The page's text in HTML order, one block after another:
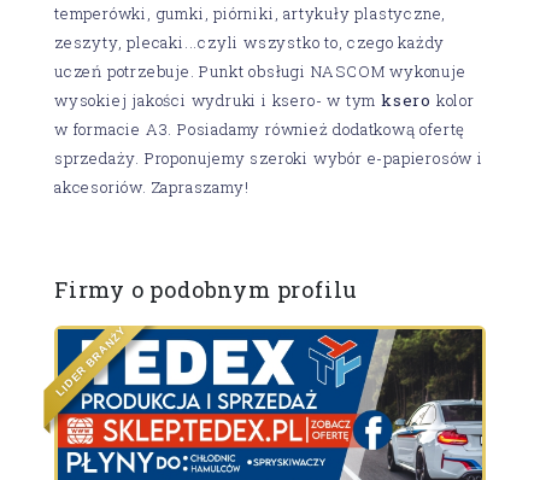
temperówki, gumki, piórniki, artykuły plastyczne,
zeszyty, plecaki...czyli wszystko to, czego każdy
uczeń potrzebuje. Punkt obsługi NASCOM wykonuje
wysokiej jakości wydruki i ksero- w tym ksero kolor
w formacie A3. Posiadamy również dodatkową ofertę
sprzedaży. Proponujemy szeroki wybór e-papierosów i
akcesoriów. Zapraszamy!
Firmy o podobnym profilu
LI
DER
BRAN
Ż
Y